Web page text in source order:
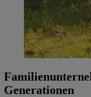
Generationen